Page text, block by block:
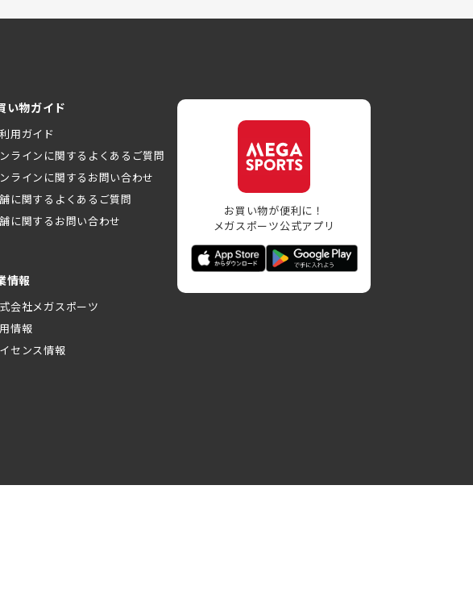
い物ガイド
用ガイド
ラインに関するよくあるご質問
ラインに関するお問い合わせ
に関するよくあるご質問
に関するお問い合わせ
情報
会社メガスポーツ
情報
センス情報
お買い物が便利に！
メガスポーツ公式アプリ